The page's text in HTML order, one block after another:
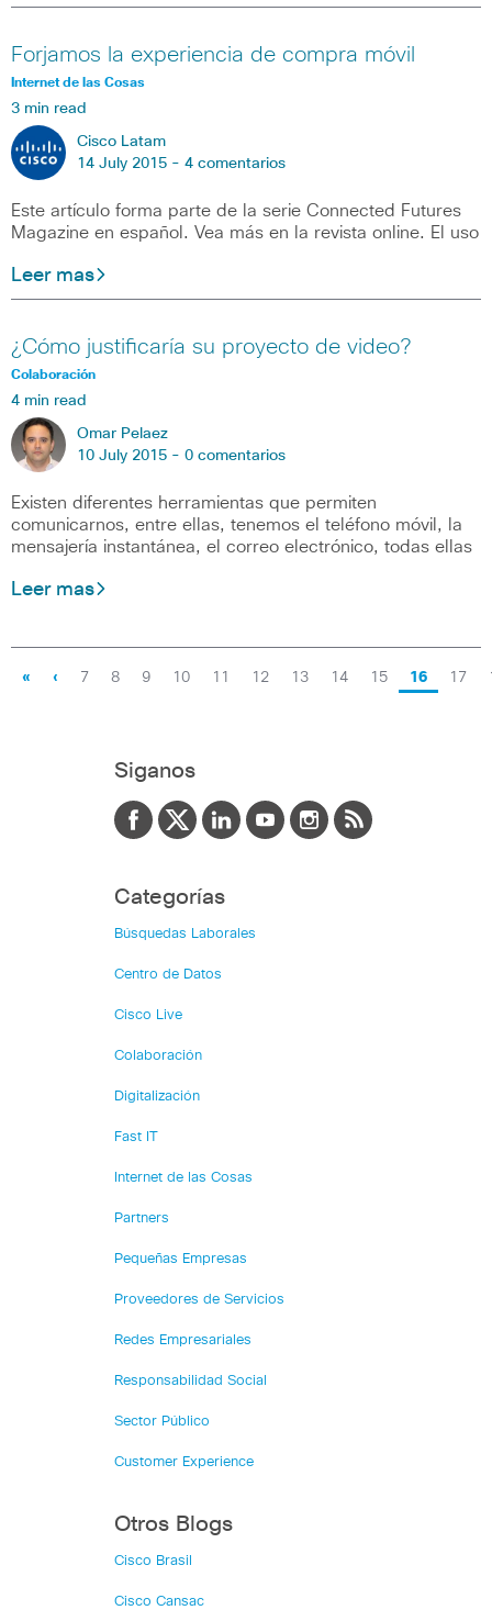
Forjamos la experiencia de compra móvil
Internet de las Cosas
3 min read
Cisco Latam
14 July 2015 - 4 comentarios
Este artículo forma parte de la serie Connected Futures
Magazine en español. Vea más en la revista online. El uso
Leer mas
¿Cómo justificaría su proyecto de video?
Colaboración
4 min read
Omar Pelaez
10 July 2015 - 0 comentarios
Existen diferentes herramientas que permiten
comunicarnos, entre ellas, tenemos el teléfono móvil, la
mensajería instantánea, el correo electrónico, todas ellas
Leer mas
« ‹ 7 8 9 10 11 12 13 14 15 16 17
Siganos
Categorías
Búsquedas Laborales
Centro de Datos
Cisco Live
Colaboración
Digitalización
Fast IT
Internet de las Cosas
Partners
Pequeñas Empresas
Proveedores de Servicios
Redes Empresariales
Responsabilidad Social
Sector Público
Customer Experience
Otros Blogs
Cisco Brasil
Cisco Cansac